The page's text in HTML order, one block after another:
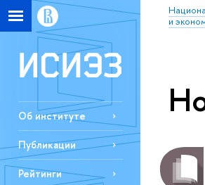
и
Об институте
Публикации
Рейтинги